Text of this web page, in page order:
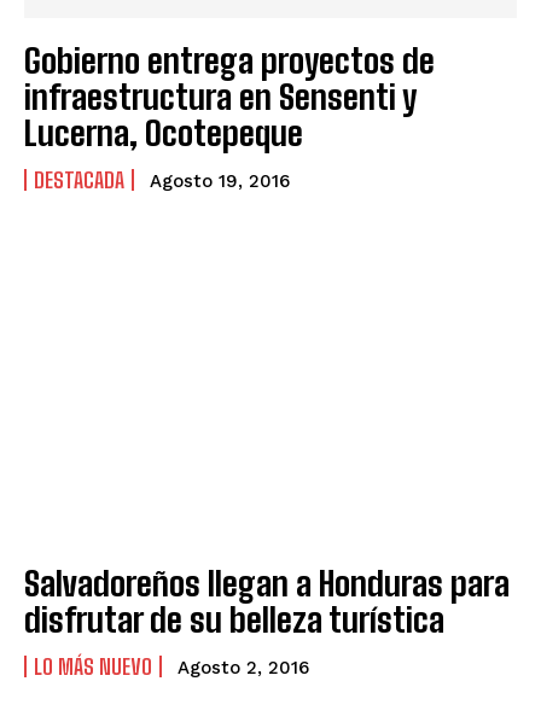
Gobierno entrega proyectos de
infraestructura en Sensenti y
Lucerna, Ocotepeque
DESTACADA Agosto 19, 2016
Salvadoreños llegan a Honduras para
disfrutar de su belleza turística
LO MÁS NUEVO Agosto 2, 2016